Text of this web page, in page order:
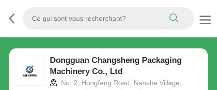
Dongguan Changsheng Packaging
Machinery Co., Ltd
No. 2, Hongfeng Road, Nanshe Village,